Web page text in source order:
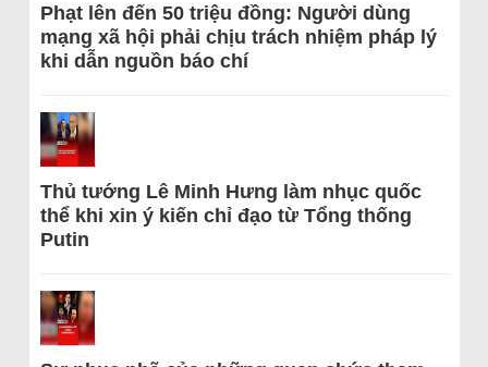
Phạt lên đến 50 triệu đồng: Người dùng
mạng xã hội phải chịu trách nhiệm pháp lý
khi dẫn nguồn báo chí
Thủ tướng Lê Minh Hưng làm nhục quốc
thể khi xin ý kiến chỉ đạo từ Tổng thống
Putin